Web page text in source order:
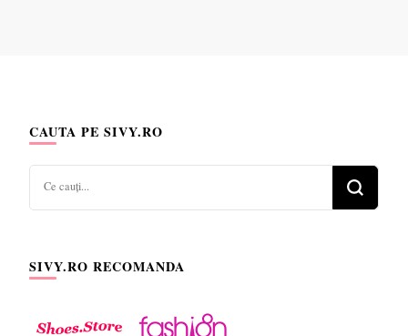
CAUTA PE SIVY.RO
SIVY.RO RECOMANDA